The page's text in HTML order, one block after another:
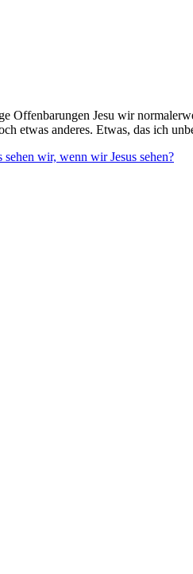
Offenbarungen Jesu wir
etwas anderes. Etwas, das ich
sehen wir, wenn wir Jesus sehen?